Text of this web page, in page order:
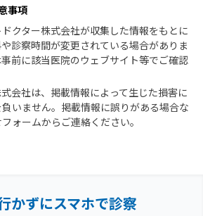
事項
クター株式会社が収集した情報をもとに
診察時間が変更されている場合がありま
前に該当医院のウェブサイト等でご確認
会社は、掲載情報によって生じた損害に
いません。掲載情報に誤りがある場合な
ォームからご連絡ください。
かずにスマホで診察